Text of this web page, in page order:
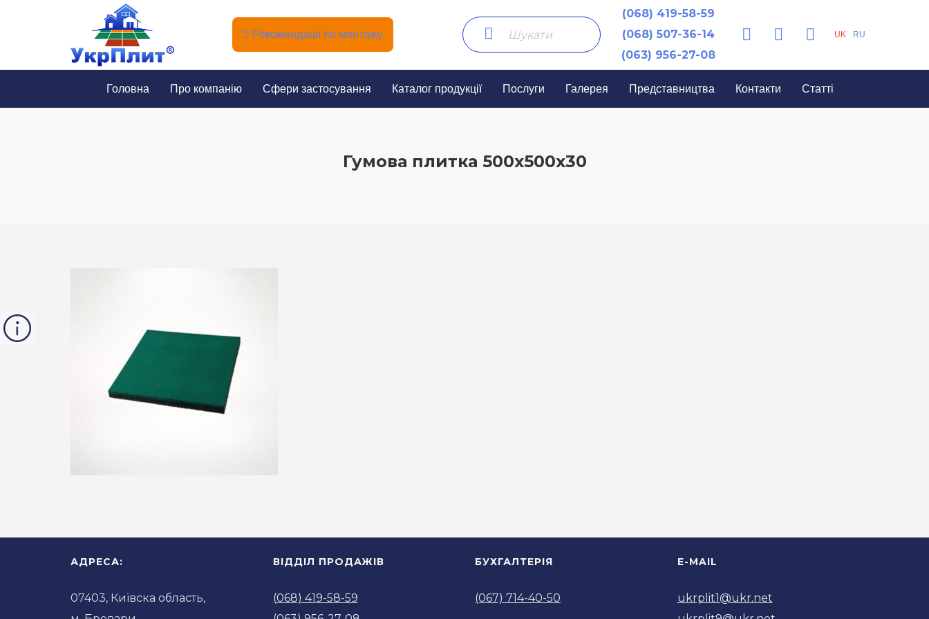
Рекомендації по монтажу
(068) 419-58-59
(068) 507-36-14
(063) 956-27-08
UK RU
Головна Про компанію Сфери застосування Каталог продукції Послуги Галерея Представництва Контакти Статті
Гумова плитка 500х500х30
АДРЕСА:
07403, Київска область,
ВІДДІЛ ПРОДАЖІВ
(068) 419-58-59
БУХГАЛТЕРІЯ
(067) 714-40-50
E-MAIL
ukrplit1@ukr.net